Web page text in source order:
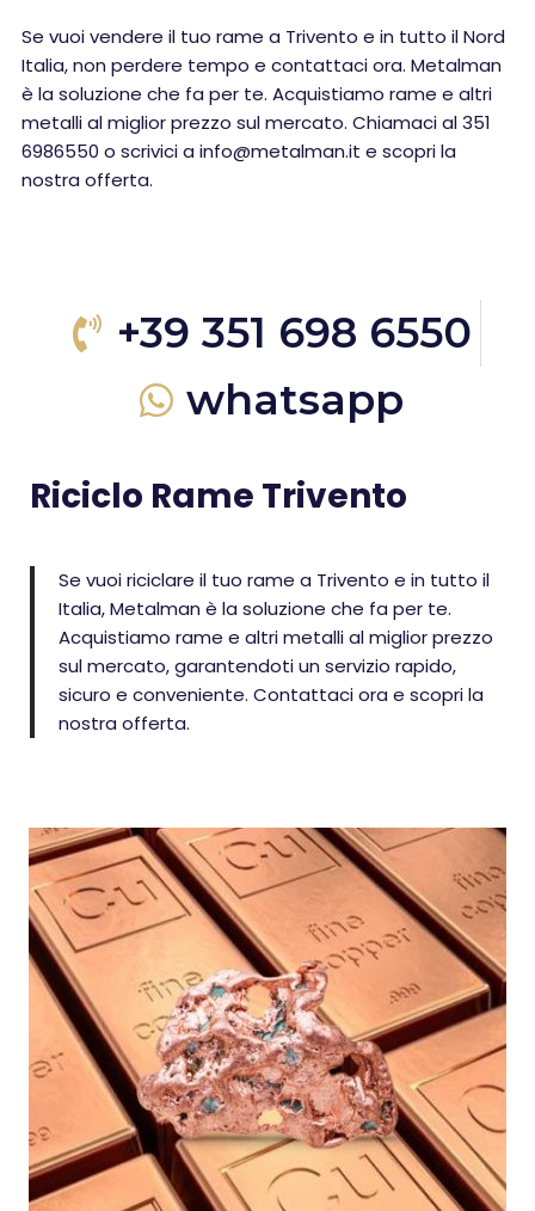
Se vuoi vendere il tuo rame a Trivento e in tutto il Nord
Italia, non perdere tempo e contattaci ora. Metalman
è la soluzione che fa per te. Acquistiamo rame e altri
metalli al miglior prezzo sul mercato. Chiamaci al 351
6986550 o scrivici a info@metalman.it e scopri la
nostra offerta.
+39 351 698 6550
whatsapp
Riciclo Rame Trivento
Se vuoi riciclare il tuo rame a Trivento e in tutto il
Italia, Metalman è la soluzione che fa per te.
Acquistiamo rame e altri metalli al miglior prezzo
sul mercato, garantendoti un servizio rapido,
sicuro e conveniente. Contattaci ora e scopri la
nostra offerta.